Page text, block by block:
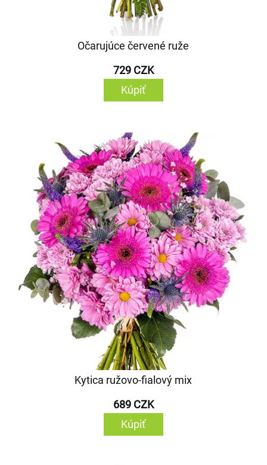
Očarujúce červené ruže
729 CZK
Kúpiť
Kytica ružovo-fialový mix
689 CZK
Kúpiť